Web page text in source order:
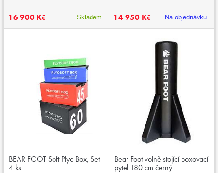
16 900 Kč Skladem 14 950 Kč Na objednávku
BEAR FOOT Soft Plyo Box, Set
4 ks
Bear Foot volně stojící boxovací
pytel 180 cm černý